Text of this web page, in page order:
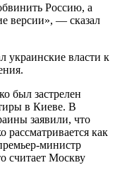
Россию, а
версии», — сказал
украинские власти к
был застрелен
в Киеве. В
заявили, что
рассматривается как
министр
считает Москву